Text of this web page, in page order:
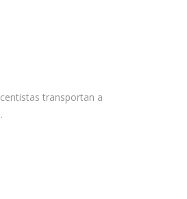
transportan a